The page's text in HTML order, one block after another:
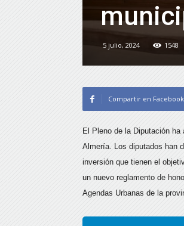
5 julio, 2024 1548
Compartir en Facebook
El Pleno de la Diputación
Almería. Los diputados han
inversión que tienen el
un nuevo reglamento de
Agendas Urbanas de la